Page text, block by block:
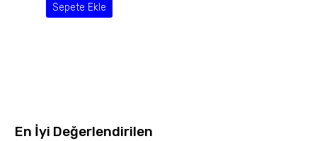
Sepete Ekle
En İyi Değerlendirilen